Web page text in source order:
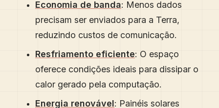
Economia de banda: Menos dados
precisam ser enviados para a Terra,
reduzindo custos de comunicação.
Resfriamento eficiente: O espaço
oferece condições ideais para dissipar o
calor gerado pela computação.
Energia renovável: Painéis solares